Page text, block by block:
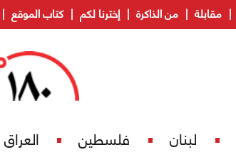
مقابلة من الذاكرة إخترنا لكم كتاب الموقع
لبنان فلسطين العراق